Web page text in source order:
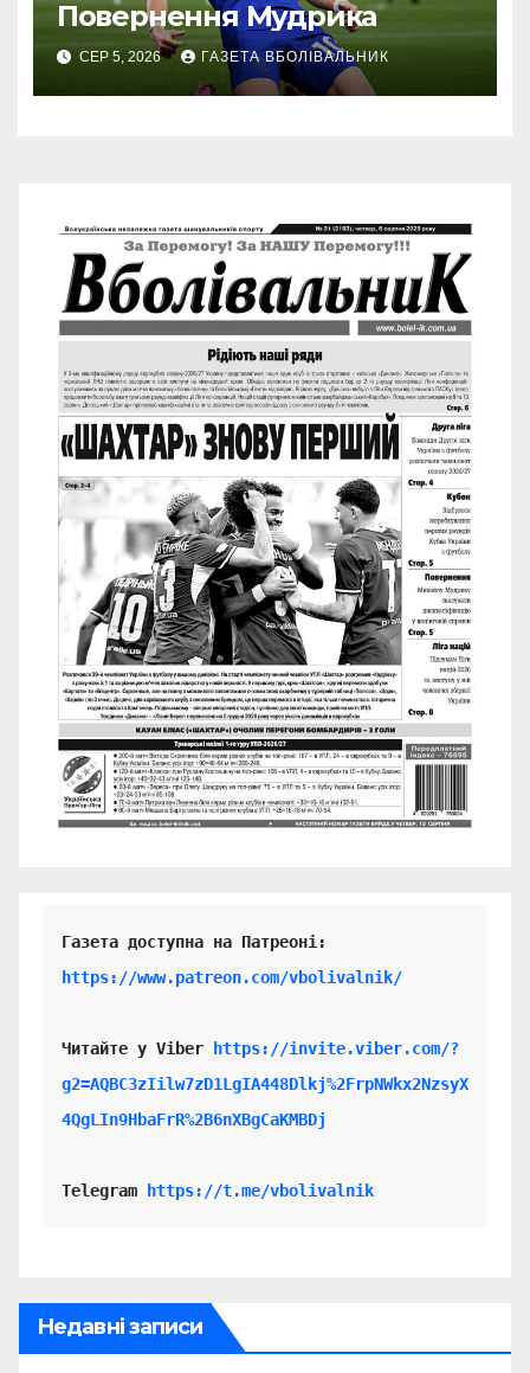
Повернення Мудрика
СЕР 5, 2026 ГАЗЕТА ВБОЛІВАЛЬНИК
https://www.patreon.com/vbolivalnik/
Читайте у Viber
https://invite.viber.com/?
g2=AQBC3zIilw7zD1LgIA448Dlkj%2FrpNWkx2NzsyX
4QgLIn9HbaFrR%2B6nXBgCaKMBDj
Telegram https://t.me/vbolivalnik
Недавні записи